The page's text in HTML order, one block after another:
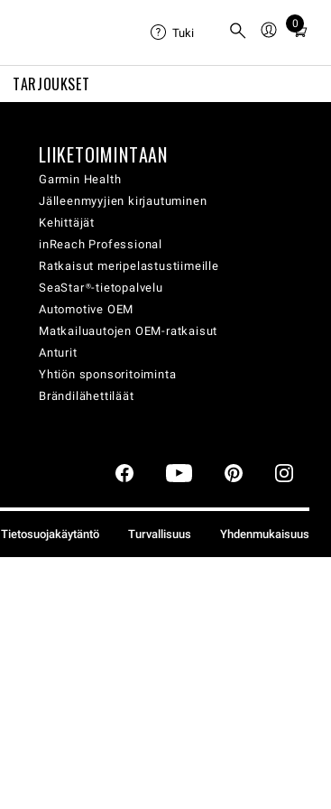
TARJOUKSET
Tuki
0
Total
cart:
LIIKETOIMINTAAN
Garmin Health
Jälleenmyyjien kirjautuminen
Kehittäjät
inReach Professional
Ratkaisut meripelastustiimeille
SeaStar®-tietopalvelu
Automotive OEM
Matkailuautojen OEM-ratkaisut
Anturit
Yhtiön sponsoritoiminta
Brändilähettiläät
Tietosuojakäytäntö Turvallisuus Yhdenmukaisuus